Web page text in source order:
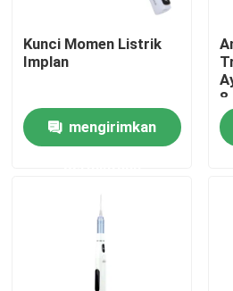
Hubungi kami
Quote request suatu
Handpiece Gigi Berkecepatan
Handpiece Gigi
Kunci Momen Listrik
Implan
mengirimkan
8